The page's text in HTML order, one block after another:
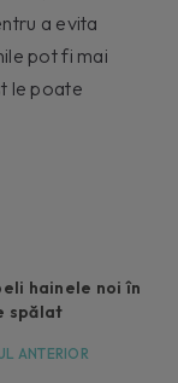
a evita
pot fi mai
le poate
hainele noi în
spălat
ANTERIOR